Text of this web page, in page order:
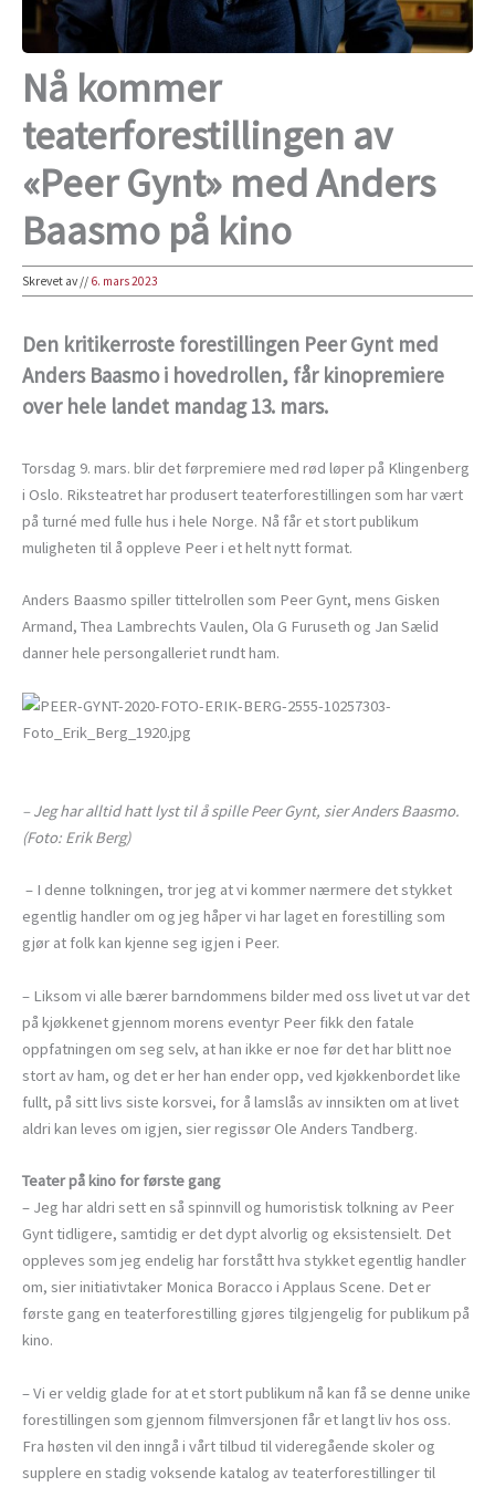
Nå kommer
teaterforestillingen av
«Peer Gynt» med Anders
Baasmo på kino
Skrevet av// 6. mars 2023
Den kritikerroste forestillingen Peer Gynt med
Anders Baasmo i hovedrollen, får kinopremiere
over hele landet mandag 13. mars.
Torsdag 9. mars. blir det førpremiere med rød løper på Klingenberg
i Oslo. Riksteatret har produsert teaterforestillingen som har vært
på turné med fulle hus i hele Norge. Nå får et stort publikum
muligheten til å oppleve Peer i et helt nytt format.
Anders Baasmo spiller tittelrollen som Peer Gynt, mens Gisken
Armand, Thea Lambrechts Vaulen, Ola G Furuseth og Jan Sælid
danner hele persongalleriet rundt ham.
– Jeg har alltid hatt lyst til å spille Peer Gynt, sier Anders Baasmo.
(Foto: Erik Berg)
– I denne tolkningen, tror jeg at vi kommer nærmere det stykket
egentlig handler om og jeg håper vi har laget en forestilling som
gjør at folk kan kjenne seg igjen i Peer.
– Liksom vi alle bærer barndommens bilder med oss livet ut var det
på kjøkkenet gjennom morens eventyr Peer fikk den fatale
oppfatningen om seg selv, at han ikke er noe før det har blitt noe
stort av ham, og det er her han ender opp, ved kjøkkenbordet like
fullt, på sitt livs siste korsvei, for å lamslås av innsikten om at livet
aldri kan leves om igjen, sier regissør Ole Anders Tandberg.
Teater på kino for første gang
– Jeg har aldri sett en så spinnvill og humoristisk tolkning av Peer
Gynt tidligere, samtidig er det dypt alvorlig og eksistensielt. Det
oppleves som jeg endelig har forstått hva stykket egentlig handler
om, sier initiativtaker Monica Boracco i Applaus Scene. Det er
første gang en teaterforestilling gjøres tilgjengelig for publikum på
kino.
– Vi er veldig glade for at et stort publikum nå kan få se denne unike
forestillingen som gjennom filmversjonen får et langt liv hos oss.
Fra høsten vil den inngå i vårt tilbud til videregående skoler og
supplere en stadig voksende katalog av teaterforestillinger til